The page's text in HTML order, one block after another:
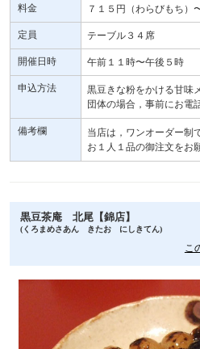
料金 ７１５円（わらびもち）
定員 テーブル３４席
開催日時 午前１１時〜午後５時
申込方法
黒豆きな粉をかける甘味
団体の場合，事前にお電
備考欄
当店は，ワンオーダー制
お１人１品の御注文をお
黒豆茶庵 北尾【錦店】
(くろまめさあん きたお にしきてん)
こ